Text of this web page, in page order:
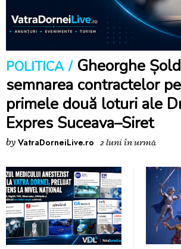
POLITICA
Gheorghe
semnarea contractelor
primele două loturi ale
Expres Suceava–Siret
by VatraDorneiLive.ro 2 luni în urmă